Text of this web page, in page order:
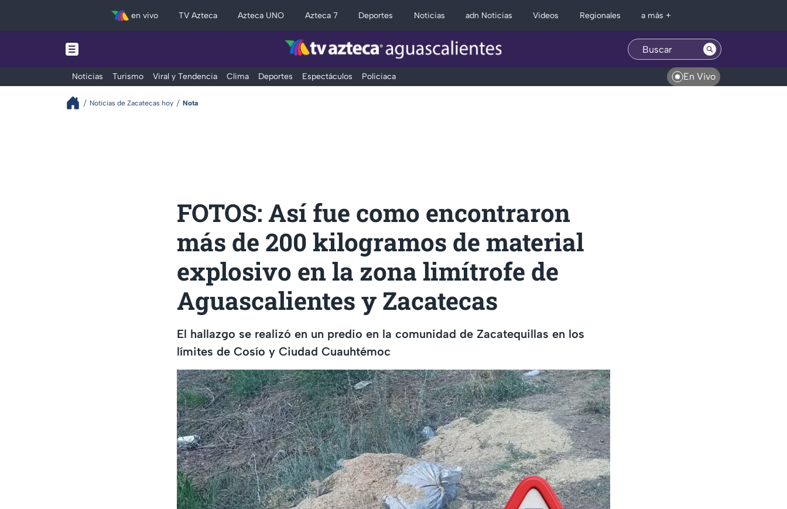
en vivo TV Azteca Azteca UNO Azteca 7 Deportes Noticias adn Noticias Videos Regionales a más +
Noticias Turismo Viral y Tendencia Clima Deportes Espectáculos Policiaca En Vivo
Noticias de Zacatecas hoy Nota
FOTOS: Así fue como encontraron
más de 200 kilogramos de material
explosivo en la zona limítrofe de
Aguascalientes y Zacatecas
El hallazgo se realizó en un predio en la comunidad de Zacatequillas en los
límites de Cosío y Ciudad Cuauhtémoc